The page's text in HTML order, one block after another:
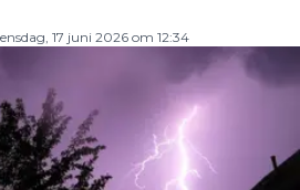
17 juni 2026 om 12:34